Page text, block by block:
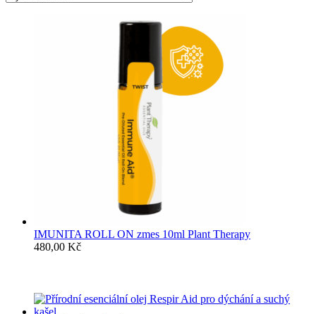
IMUNITA ROLL ON zmes 10ml Plant Therapy
480,00 Kč